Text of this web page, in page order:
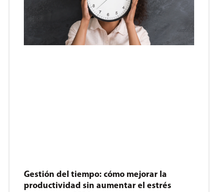
Gestión del tiempo: cómo mejorar la
productividad sin aumentar el estrés